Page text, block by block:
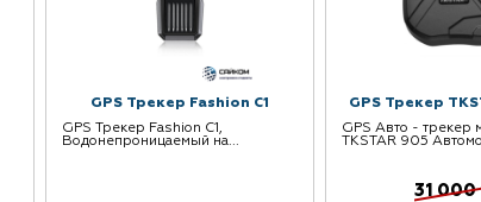
GPS Трекер Fashion C1
GPS Трекер Fashion C1,
Водонепроницаемый на...
GPS Трекер
GPS Авто - трекер
TKSTAR 905
31 000